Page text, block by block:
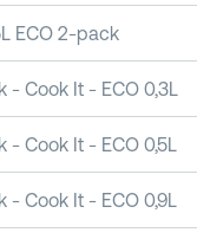
ECO 2-pack
- Cook It - ECO 0,3L
- Cook It - ECO 0,5L
- Cook It - ECO 0,9L